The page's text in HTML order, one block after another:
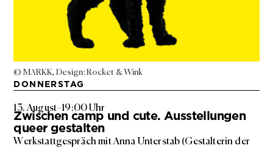
© MARKK, Design: Rocket & Wink
DONNERSTAG
13. August–19:00 Uhr
Zwischen camp und cute. Ausstellungen
queer gestalten
Werkstattgespräch mit Anna Unterstab (Gestalterin der